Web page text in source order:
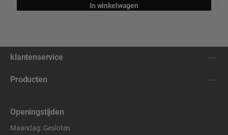
In winkelwagen
klantenservice
Producten
Openingstijden
Maandag: Gesloten